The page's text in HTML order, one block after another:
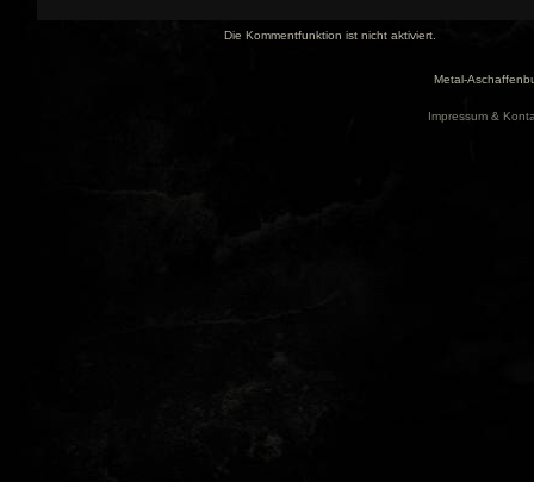
Die Kommentfunktion ist nicht aktiviert.
Metal-
Impressum &